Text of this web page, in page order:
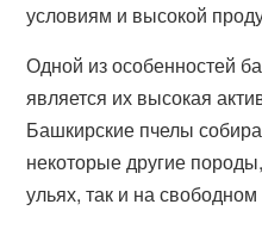
условиям и высокой
Одной из особенностей
является их высокая
Башкирские пчелы
некоторые другие
ульях, так и на